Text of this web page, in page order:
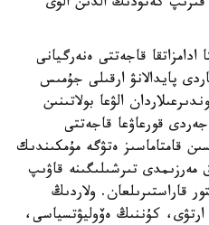
ادامزاتقا قاجەتتى ەنەرگيانى
پايدالانۋ ارقىلى جۇمىس
الۋعا بولاتىنىن
قورعاۋعا قاجەتتى
قامتاماسىز ەتۋگە مۇمكىندىك
مەرزىمدى تىرشىلىگىنە قاۋىپ
قاراستىرىلعان. ولاردىڭ
ارتۋى، كۇننىڭ ەۆوليۋتسياسى،